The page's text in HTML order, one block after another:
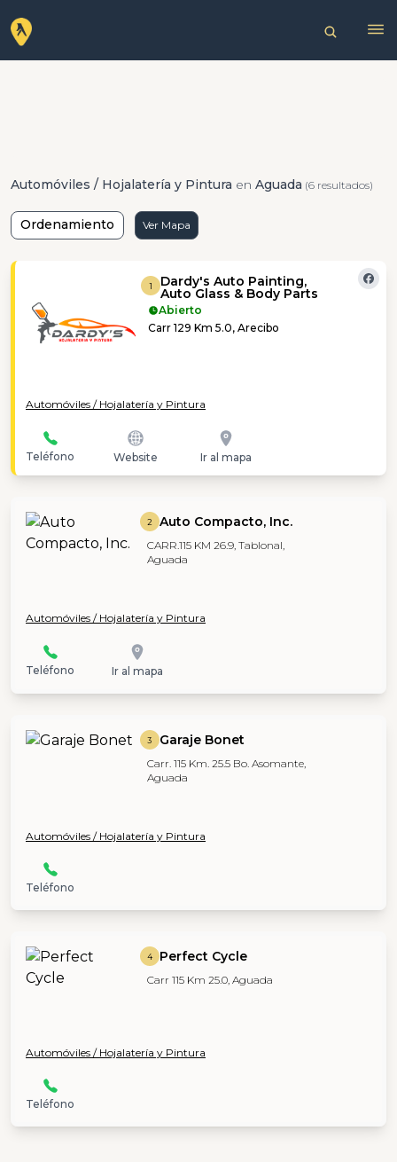
Automóviles / Hojalatería y Pintura en Aguada (6 resultados)
Ordenamiento Ver Mapa
1 Dardy's Auto Painting,
Auto Glass & Body Parts
Abierto
Carr 129 Km 5.0, Arecibo
Automóviles / Hojalatería y Pintura
Teléfono Website Ir al mapa
2 Auto Compacto, Inc.
CARR.115 KM 26.9, Tablonal,
Aguada
Automóviles / Hojalatería y Pintura
Teléfono Ir al mapa
3 Garaje Bonet
Carr. 115 Km. 25.5 Bo. Asomante,
Aguada
Automóviles / Hojalatería y Pintura
Teléfono
4 Perfect Cycle
Carr 115 Km 25.0, Aguada
Automóviles / Hojalatería y Pintura
Teléfono